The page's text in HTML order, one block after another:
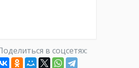
в соцсетях: